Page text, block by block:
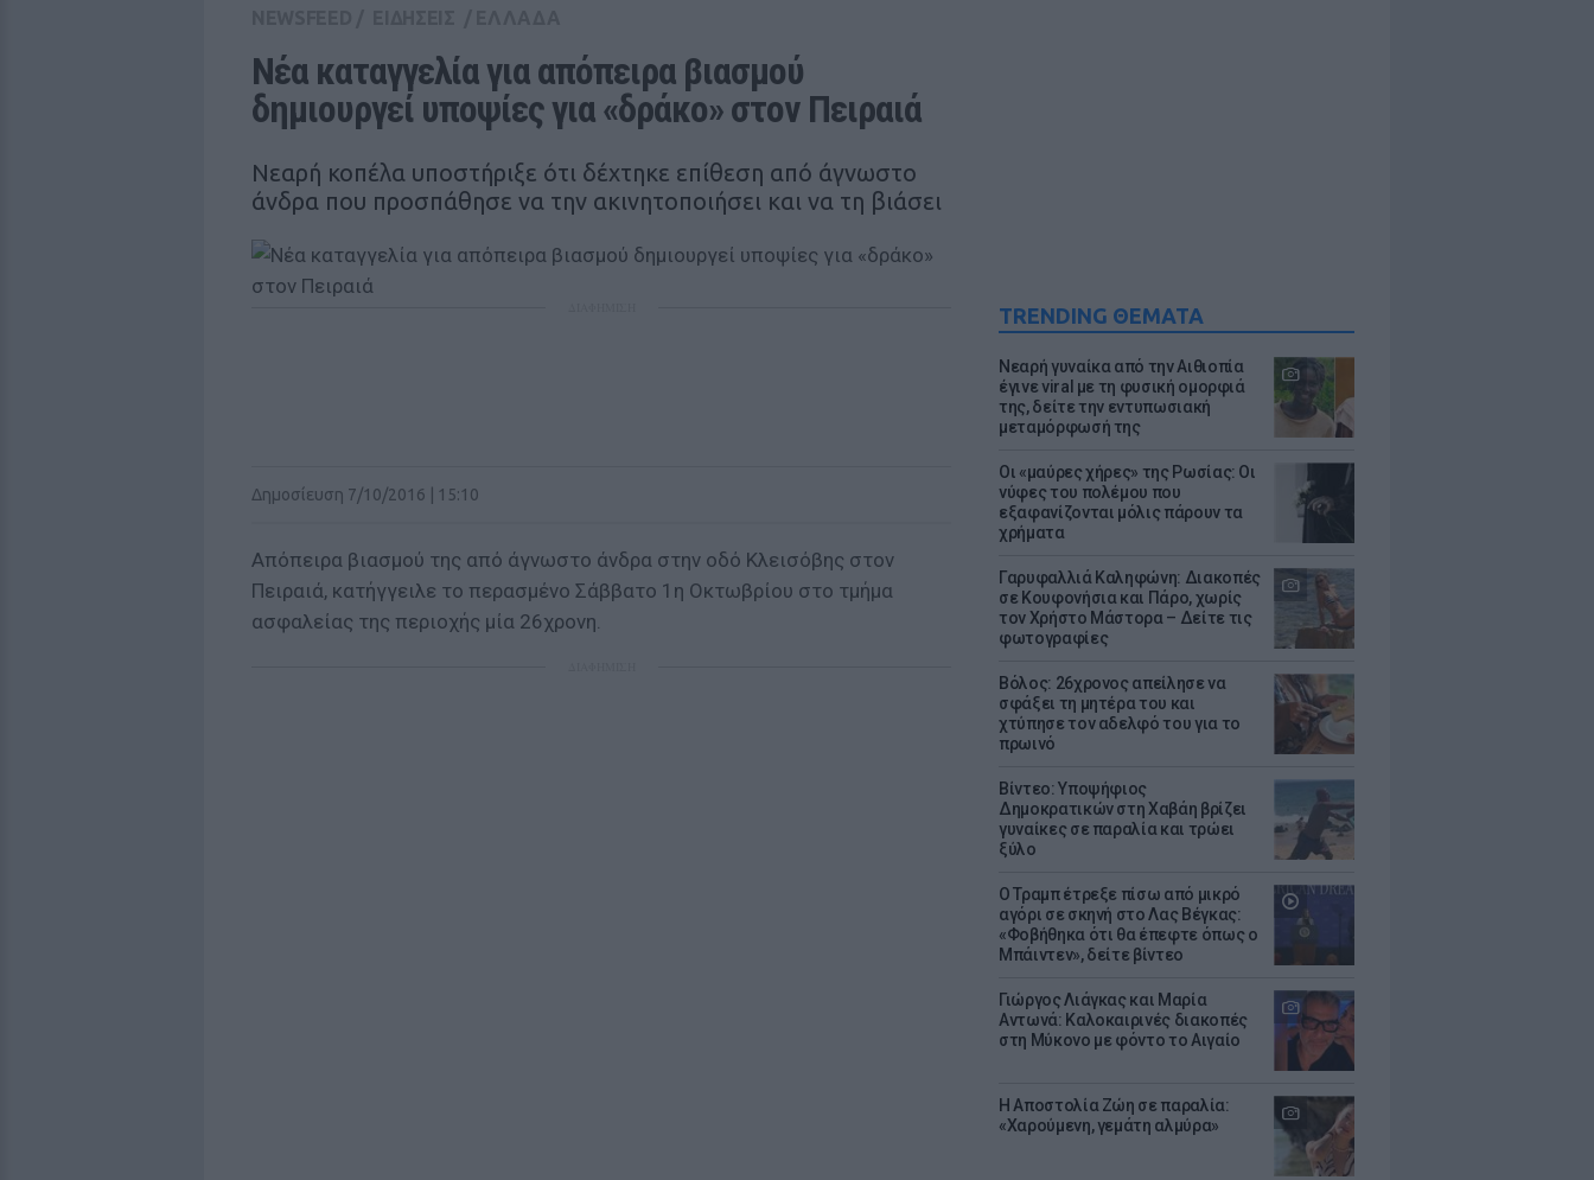
TRENDING ΘΕΜΑΤΑ
Νεαρή γυναίκα από την Αιθιοπία
έγινε viral με τη φυσική ομορφιά
της, δείτε την εντυπωσιακή
μεταμόρφωσή της
Οι «μαύρες χήρες» της Ρωσίας: Οι
νύφες του πολέμου που
εξαφανίζονται μόλις πάρουν τα
χρήματα
Γαρυφαλλιά Καληφώνη: Διακοπές
σε Κουφονήσια και Πάρο, χωρίς
τον Χρήστο Μάστορα – Δείτε τις
φωτογραφίες
Βόλος: 26χρονος απείλησε να
σφάξει τη μητέρα του και
χτύπησε τον αδελφό του για το
πρωινό
Βίντεο: Υποψήφιος
Δημοκρατικών στη Χαβάη βρίζει
γυναίκες σε παραλία και τρώει
ξύλο
Ο Τραμπ έτρεξε πίσω από μικρό
αγόρι σε σκηνή στο Λας Βέγκας:
«Φοβήθηκα ότι θα έπεφτε όπως ο
Μπάιντεν», δείτε βίντεο
Γιώργος Λιάγκας και Μαρία
Αντωνά: Καλοκαιρινές διακοπές
στη Μύκονο με φόντο το Αιγαίο
Η Αποστολία Ζώη σε παραλία:
«Χαρούμενη, γεμάτη αλμύρα»
Νέα καταγγελία για απόπειρα βιασμού
δημιουργεί υποψίες για «δράκο» στον Πειραιά
Νεαρή κοπέλα υποστήριξε ότι δέχτηκε επίθεση από άγνωστο
άνδρα που προσπάθησε να την ακινητοποιήσει και να τη βιάσει
Δημοσίευση 7/10/2016 | 15:10
Απόπειρα βιασμού της από άγνωστο άνδρα στην οδό Κλεισόβης στον
Πειραιά, κατήγγειλε το περασμένο Σάββατο 1η Οκτωβρίου στο τμήμα
ασφαλείας της περιοχής μία 26χρονη.